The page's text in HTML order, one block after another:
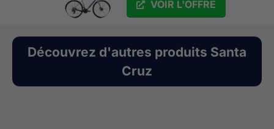
VOIR L'OFFRE
Découvrez d'autres produits Santa
Cruz